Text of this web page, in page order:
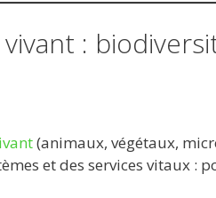
:
(animaux, végétaux,
et des services vitaux